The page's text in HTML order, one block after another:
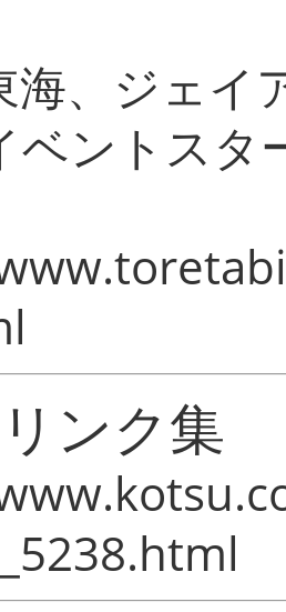
海、ジェイ
ベントスタ
ンク集